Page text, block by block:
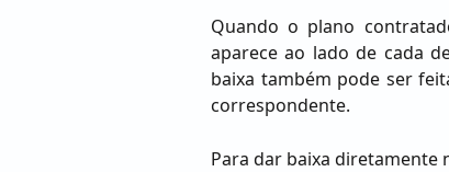
Quando o plano
aparece ao lado de cada
baixa também pode ser
correspondente.
Para dar baixa diretamente